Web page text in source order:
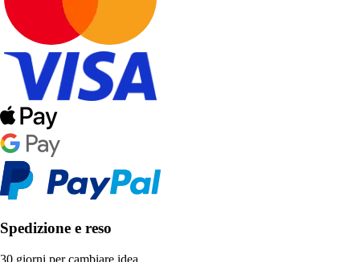
Spedizione e reso
30 giorni per cambiare idea